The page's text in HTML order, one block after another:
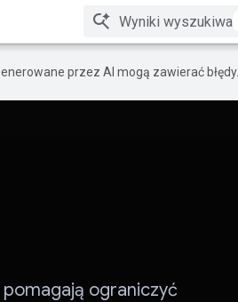
przez AI mogą zawierać błędy.
ograniczyć